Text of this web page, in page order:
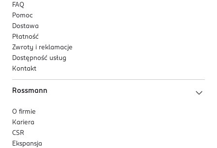
FAQ
Pomoc
Dostawa
Płatność
Zwroty i reklamacje
Dostępność usług
Kontakt
Rossmann
O firmie
Kariera
CSR
Ekspansja